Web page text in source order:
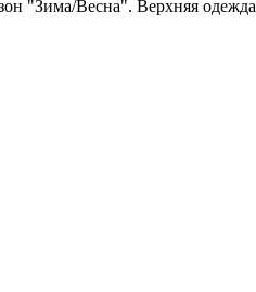
"Зима/Весна". Верхняя одежда